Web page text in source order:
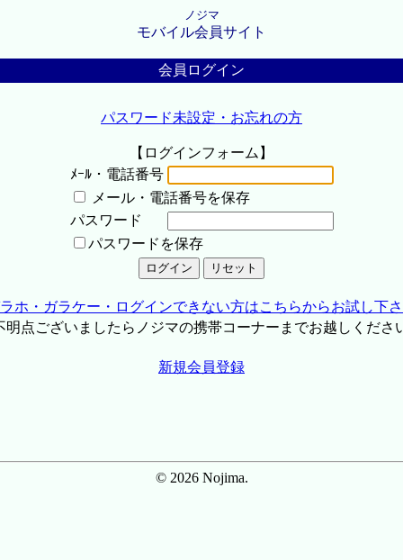
ノジマ
モバイル会員サイト
会員ログイン
パスワード未設定・お忘れの方
【ログインフォーム】
ﾒｰﾙ・電話番号
メール・電話番号を保存
パスワード
パスワードを保存
ホ・ガラケー・ログインできない方はこちらからお試し下
点ございましたらノジマの携帯コーナーまでお越しくださ
新規会員登録
© 2026 Nojima.